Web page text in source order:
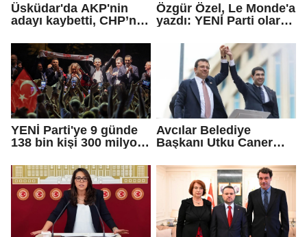
Üsküdar'da AKP'nin
adayı kaybetti, CHP’nin
Çetinkaya Başkan
Vekili seçildi
Özgür Özel, Le Monde'a
yazdı: YENİ Parti olarak
öneriyoruz
YENİ Parti'ye 9 günde
138 bin kişi 300 milyon
Avcılar Belediye
Başkanı Utku Caner
kararı